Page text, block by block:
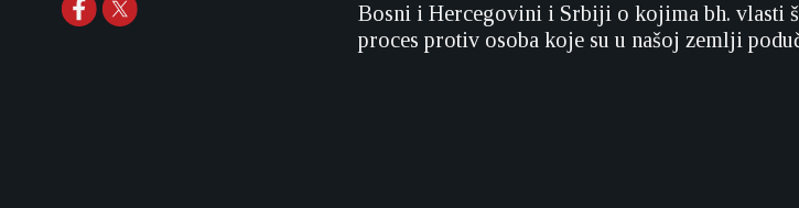
Bosni i Hercegovini i Srbiji o kojima bh. vlasti
proces protiv osoba koje su u našoj zemlji